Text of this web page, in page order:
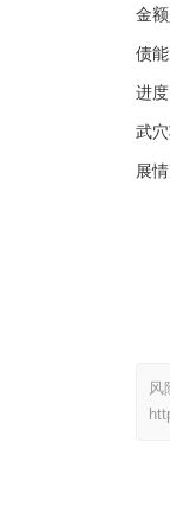
金
债
进
武
展
风